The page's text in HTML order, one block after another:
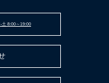
-土 8:00～19:00